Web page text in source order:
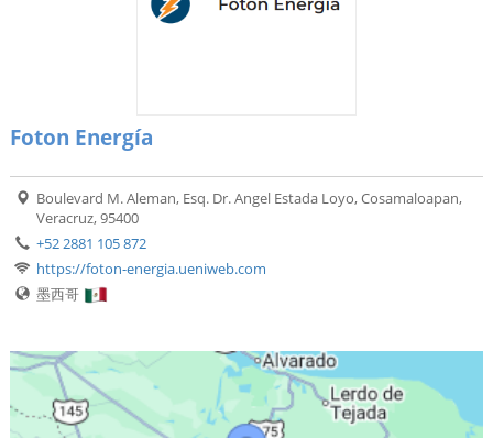
Foton Energía
Boulevard M. Aleman, Esq. Dr. Angel Estada Loyo, Cosamaloapan,
Veracruz, 95400
+52 2881 105 872
https://foton-energia.ueniweb.com
墨西哥